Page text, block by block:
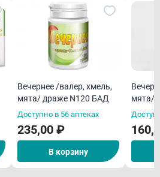
Вечернее /валер, хмель,
мята/ драже N120 БАД
Доступно в 56 аптеках
235,00 ₽
В корзину
мята/